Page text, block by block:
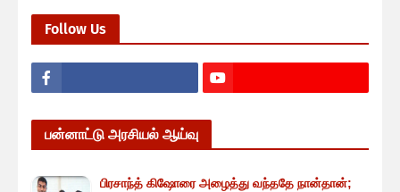
Follow Us
பன்னாட்டு அரசியல் ஆய்வு
பிரசாந்த் கிஷோரை அழைத்து வந்ததே நான்தான்;